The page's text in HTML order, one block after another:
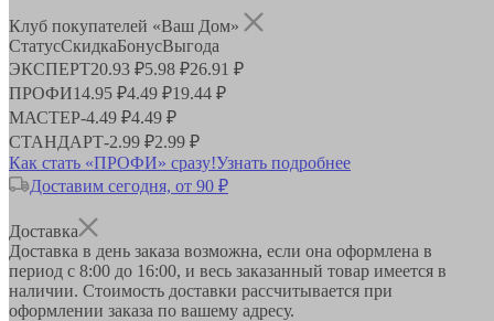
Клуб покупателей «Ваш Дом»
СтатусСкидкаБонусВыгода
ЭКСПЕРТ20.93 ₽5.98 ₽26.91 ₽
ПРОФИ14.95 ₽4.49 ₽19.44 ₽
МАСТЕР-4.49 ₽4.49 ₽
СТАНДАРТ-2.99 ₽2.99 ₽
Как стать «ПРОФИ» сразу!Узнать подробнее
Доставим сегодня, от 90 ₽
Доставка
Доставка в день заказа возможна, если она оформлена в
период с 8:00 до 16:00, и весь заказанный товар имеется в
наличии. Стоимость доставки рассчитывается при
оформлении заказа по вашему адресу.